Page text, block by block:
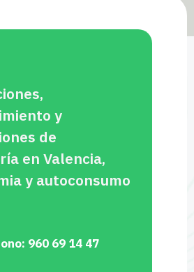
y
de
en Valencia,
y autoconsumo
960 69 14 47